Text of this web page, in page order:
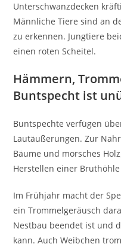
Unterschwanzdecken
Männliche Tiere sind an
zu erkennen. Jungtiere
einen roten Scheitel.
Hämmern,
Buntspecht ist
Buntspechte verfügen
Lautäußerungen. Zur
Bäume und morsches
Herstellen einer
Im Frühjahr macht der
ein Trommelgeräusch
Nestbau beendet ist und
kann. Auch Weibchen